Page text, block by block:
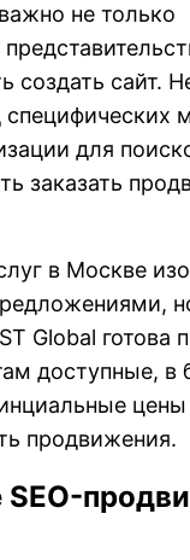
не только
создать сайт.
специфических
для
заказать
в Москве
Global готова
доступные, в
продвижения.
SEO-